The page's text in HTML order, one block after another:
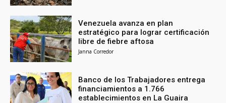
Venezuela avanza en plan
estratégico para lograr certificación
libre de fiebre aftosa
Janna Corredor
Banco de los Trabajadores entrega
financiamientos a 1.766
establecimientos en La Guaira